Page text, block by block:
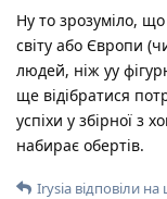
Ну то зрозуміло,
світу або Європи
людей, ніж уу
ще відібратися
успіхи у збірної з
набирає обертів.
Irysia відповіли